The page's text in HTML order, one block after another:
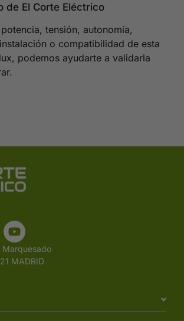
de El Corte Eléctrico
tensión, autonomía,
o compatibilidad de esta
podemos ayudarte a validarla
Marquesado
MADRID